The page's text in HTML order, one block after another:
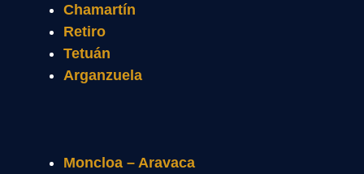
Chamartín
Retiro
Tetuán
Arganzuela
Moncloa – Aravaca